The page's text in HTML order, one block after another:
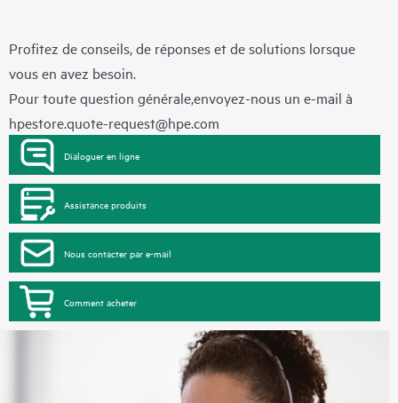
Profitez de conseils, de réponses et de solutions lorsque
vous en avez besoin.
Pour toute question générale,envoyez-nous un e-mail à
hpestore.quote-request@hpe.com
Dialoguer en ligne
Assistance produits
Nous contacter par e-mail
Comment acheter